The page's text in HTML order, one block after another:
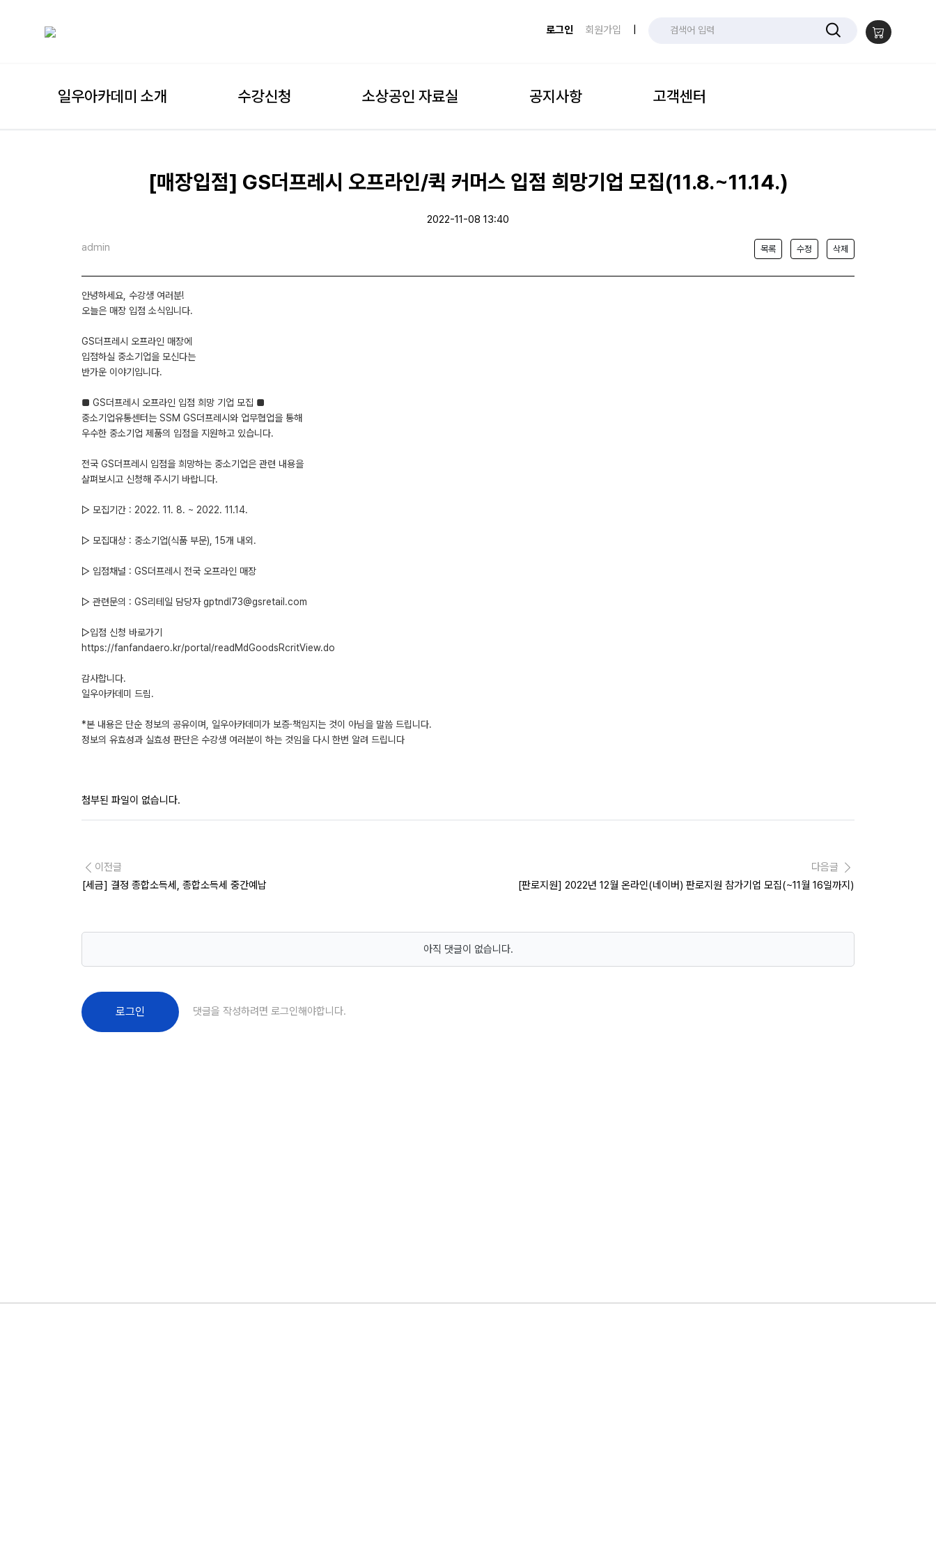
로그인 회원가입
일우아카데미 소개 수강신청 소상공인 자료실 공지사항 고객센터
[매장입점] GS더프레시 오프라인/퀵 커머스 입점 희망기업 모집(11.8.~11.14.)
2022-11-08 13:40
admin 목록 수정 삭제
안녕하세요, 수강생 여러분!
오늘은 매장 입점 소식입니다.
GS더프레시 오프라인 매장에
입점하실 중소기업을 모신다는
반가운 이야기입니다.
■ GS더프레시 오프라인 입점 희망 기업 모집 ■
중소기업유통센터는 SSM GS더프레시와 업무협업을 통해
우수한 중소기업 제품의 입점을 지원하고 있습니다.
전국 GS더프레시 입점을 희망하는 중소기업은 관련 내용을
살펴보시고 신청해 주시기 바랍니다.
▷ 모집기간 : 2022. 11. 8. ~ 2022. 11.14.
▷ 모집대상 : 중소기업(식품 부문), 15개 내외.
▷ 입점채널 : GS더프레시 전국 오프라인 매장
▷ 관련문의 : GS리테일 담당자 gptndl73@gsretail.com
▷입점 신청 바로가기
https://fanfandaero.kr/portal/readMdGoodsRcritView.do
감사합니다.
일우아카데미 드림.
*본 내용은 단순 정보의 공유이며, 일우아카데미가 보증·책임지는 것이 아님을 말씀 드립니다.
정보의 유효성과 실효성 판단은 수강생 여러분이 하는 것임을 다시 한번 알려 드립니다
첨부된 파일이 없습니다.
이전글
[세금] 결정 종합소득세, 종합소득세 중간예납
다음글
[판로지원] 2022년 12월 온라인(네이버) 판로지원 참가기업 모집(~11월 16일까지)
아직 댓글이 없습니다.
로그인 댓글을 작성하려면 로그인해야합니다.